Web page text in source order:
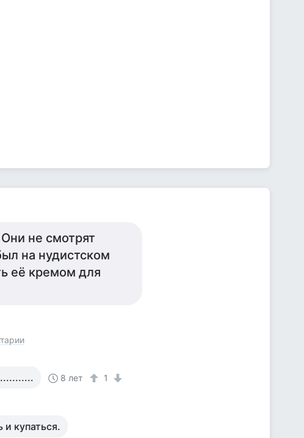
не смотрят
на нудистском
её кремом для
8 лет 1
купаться.